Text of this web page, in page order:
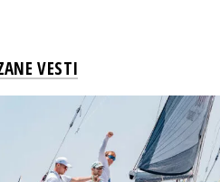
VESTI